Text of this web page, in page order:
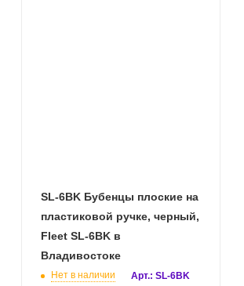
SL-6BK Бубенцы плоские на
пластиковой ручке, черный,
Fleet SL-6BK в
Владивостоке
Нет в наличии Арт.: SL-6BK